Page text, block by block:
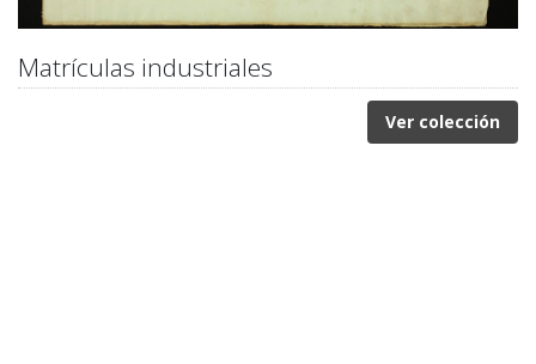
Matrículas industriales
Ver colección